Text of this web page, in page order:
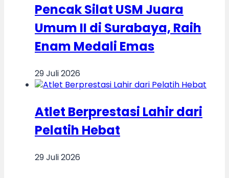
Pencak Silat USM Juara
Umum II di Surabaya, Raih
Enam Medali Emas
29 Juli 2026
Atlet Berprestasi Lahir dari
Pelatih Hebat
29 Juli 2026